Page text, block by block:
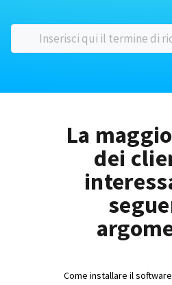
La
dei
Come installare il